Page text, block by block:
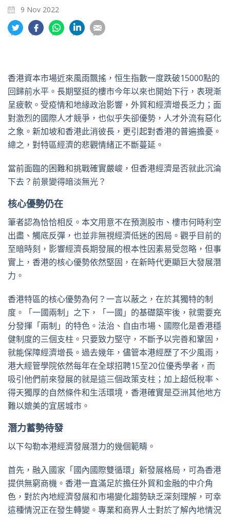
9 Nov 2022
分
享
特
分
享
書
分
享
享
英
享
郵
香港資本市場近來風雨飄搖，恒生指數一度跌破15000點的
回歸前水平。長期堅挺的樓市今年以來也開始下行，表現漸
呈疲軟。受疫情和地緣政治影響，外貿和經濟增長乏力；面
對激烈的國際人才競爭，也似乎失卻優勢，人才外流有惡化
之象。新加坡和香港此消彼長，更引起對香港的普遍擔憂。
總之，對特區經濟的悲觀情緒正不斷蔓延。
當前面臨的困難和挑戰確實嚴峻，但香港經濟是否就此沉淪
下去？前景變得暗淡無光？
核心優勢仍在
筆者認為恰恰相反。本文用意不在預測股市、樓市何時利空
出盡、觸底反彈，也並非無視經濟低迷的困局。觀乎目前的
至暗時刻，影響經濟長期發展的根本性因素易受忽略，但事
實上，香港的核心優勢依然堅固，在新時代更顯巨大發展潛
力。
香港特區的核心優勢為何？一言以蔽之，在於其獨特的制
度。「一國兩制」之下，「一國」的基礎築牢後，就需要充
分發揮「兩制」的特色。法治、自由市場、國際化是香港穩
健制度的三個支柱。只要致力堅守，不斷予以完善和鞏固，
就能保障經濟增長。過去幾年，儘管本港經歷了不少風雨，
港大經管學院依然每年在全球招聘15至20位優秀學者，而
吸引他們前來發展的就是這三個政策支柱；加上超低稅率、
得天獨厚的自然條件和生活環境，香港確實是亞洲其他地方
難以媲美的宜居城市。
潛力蓄勢待發
以下勾勒本港經濟發展潛力的幾個範疇。
首先，融入國家「國內國際雙循環」新發展格局，可為香港
提供無窮商機。香港一直滿足於擔任外貿和金融的中介角
色，對於內地經濟發展和市場變化趨勢缺乏深刻理解，可幸
這種情況正在發生轉變。專業和商界人士對於了解內地情況